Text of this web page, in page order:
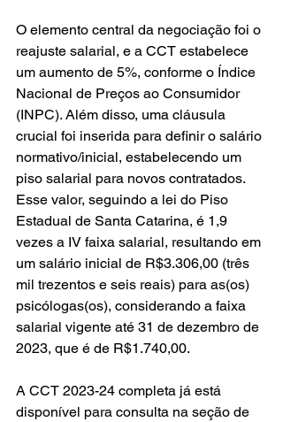
O elemento central da negociação foi o
reajuste salarial, e a CCT estabelece
um aumento de 5%, conforme o Índice
Nacional de Preços ao Consumidor
(INPC). Além disso, uma cláusula
crucial foi inserida para definir o salário
normativo/inicial, estabelecendo um
piso salarial para novos contratados.
Esse valor, seguindo a lei do Piso
Estadual de Santa Catarina, é 1,9
vezes a IV faixa salarial, resultando em
um salário inicial de R$3.306,00 (três
mil trezentos e seis reais) para as(os)
psicólogas(os), considerando a faixa
salarial vigente até 31 de dezembro de
2023, que é de R$1.740,00.
A CCT 2023-24 completa já está
disponível para consulta na seção de